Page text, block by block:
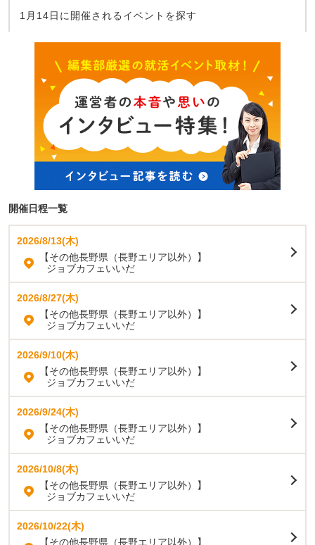
1月14日に開催されるイベントを探す
開催日程一覧
2026/8/13(木)
【その他長野県（長野エリア以外）】
ジョブカフェいいだ
2026/8/27(木)
【その他長野県（長野エリア以外）】
ジョブカフェいいだ
2026/9/10(木)
【その他長野県（長野エリア以外）】
ジョブカフェいいだ
2026/9/24(木)
【その他長野県（長野エリア以外）】
ジョブカフェいいだ
2026/10/8(木)
【その他長野県（長野エリア以外）】
ジョブカフェいいだ
2026/10/22(木)
【その他長野県（長野エリア以外）】